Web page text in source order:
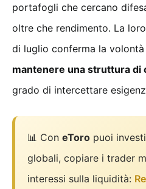
portafogli che cercano
oltre che rendimento. La
di luglio conferma la
mantenere una struttura
grado di intercettare
📊 Con eToro puoi
globali, copiare i trader
interessi sulla liquidità: